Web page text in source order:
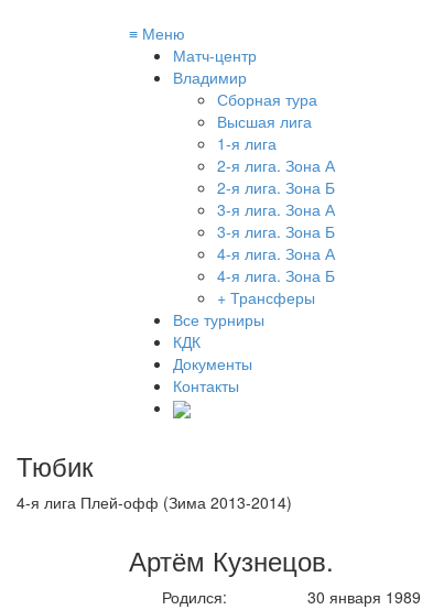
≡ Меню
Матч-центр
Владимир
Сборная тура
Высшая лига
1-я лига
2-я лига. Зона А
2-я лига. Зона Б
3-я лига. Зона А
3-я лига. Зона Б
4-я лига. Зона А
4-я лига. Зона Б
+ Трансферы
Все турниры
КДК
Документы
Контакты
Тюбик
4-я лига Плей-офф (Зима 2013-2014)
Артём Кузнецов.
Родился:
30 января 1989